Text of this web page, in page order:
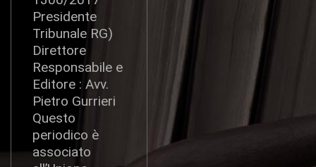
Presidente
Tribunale RG)
Direttore
Responsabile e
Editore : Avv.
Pietro Gurrieri
Questo
periodico è
associato